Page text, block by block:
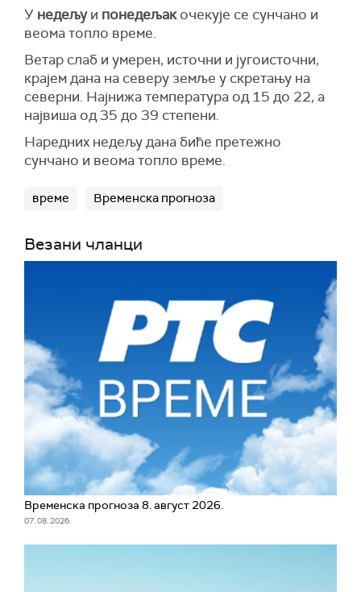
У недељуи понедељакочекује се сунчано и
веома топло време.
Ветар слаб и умерен, источни и југоисточни,
крајем дана на северу земље у скретању на
северни. Најнижа температура од 15 до 22, а
највиша од 35 до 39 степени.
Наредних недељу дана биће претежно
сунчано и веома топло време.
време Временска прогноза
Везани чланци
Временска прогноза 8. август 2026.
07. 08. 2026.